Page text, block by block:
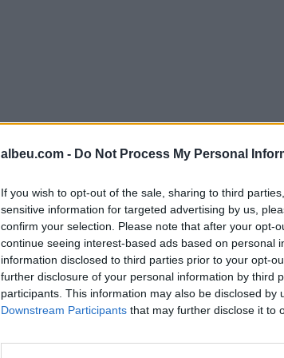
albeu.com - Do Not Process My Personal
If you wish to opt-out of the sale, sharing to third
sensitive information for targeted advertising by us,
confirm your selection. Please note that after your opt-
continue seeing interest-based ads based on personal
information disclosed to third parties prior to your opt-
further disclosure of your personal information by third
participants. This information may also be disclosed by
Downstream Participants that may further disclose it to